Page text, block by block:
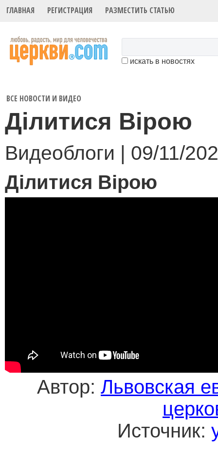
ГЛАВНАЯ РЕГИСТРАЦИЯ РАЗМЕСТИТЬ СТАТЬЮ
искать в новостях
ВСЕ НОВОСТИ И ВИДЕО
Ділитися Вірою
Видеоблоги | 09/11/
Ділитися Вірою
Автор: Львовская
Источник: